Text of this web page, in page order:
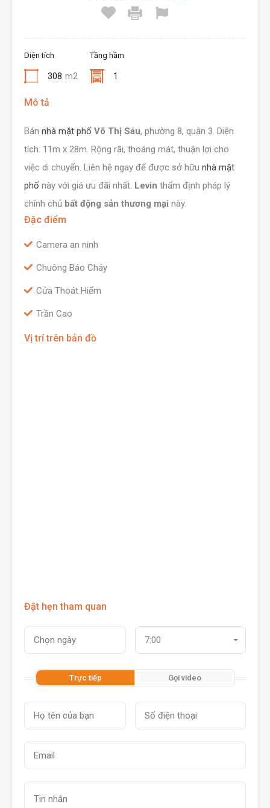
Diện tích
308 m2
Tầng hầm
1
Mô tả
Bán nhà mặt phố Võ Thị Sáu, phường 8, quận 3. Diện
tích: 11m x 28m. Rộng rãi, thoáng mát, thuận lợi cho
việc di chuyển. Liên hệ ngay để được sở hữu nhà mặt
phố này với giá ưu đãi nhất. Levin thẩm định pháp lý
chính chủ bất động sản thương mại này.
Đặc điểm
Camera an ninh
Chuông Báo Cháy
Cửa Thoát Hiểm
Trần Cao
Vị trí trên bản đồ
Đặt hẹn tham quan
7:00
Trực tiếp Gọi video